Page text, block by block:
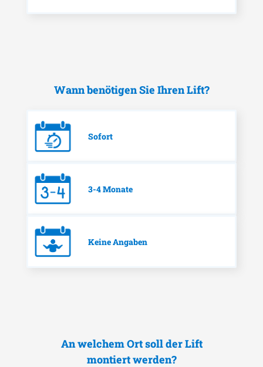
Wann benötigen Sie Ihren Lift?
Sofort
3-4 Monate
Keine Angaben
An welchem Ort soll der Lift
montiert werden?